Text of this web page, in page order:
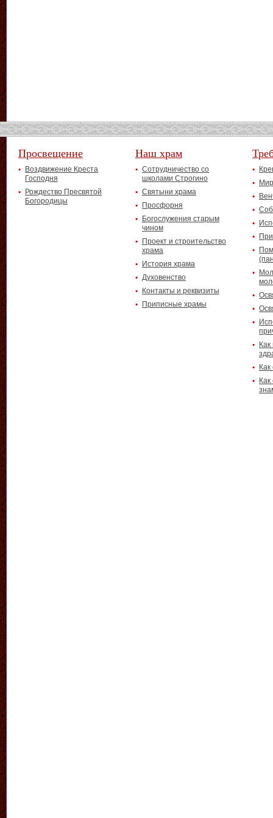
Просвещение
Воздвижение Креста
Господня
Рождество Пресвятой
Богородицы
Наш храм
Сотрудничество со
школами Строгино
Святыни храма
Просфорня
Богослужения старым
чином
Проект и строительство
храма
История храма
Духовенство
Контакты и реквизиты
Приписные храмы
Как